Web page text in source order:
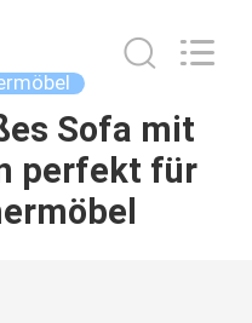
Sofa mit
perfekt für